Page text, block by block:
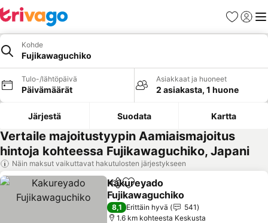
Suosikit
Kohde
Fujikawaguchiko
Tulo-/lähtöpäivä
Päivämäärät
Asiakkaat ja huoneet
2 asiakasta, 1 huone
Järjestä Suodata Kartta
Vertaile majoitustyypin Aamiaismajoitus
hintoja kohteessa Fujikawaguchiko, Japani
Näin maksut vaikuttavat hakutulosten järjestykseen
Jaa Lisää suosikkeihin
Kakureyado
Fujikawaguchiko
Katso hinnat
8,1 Erittäin hyvä
541
1.6 km kohteesta Keskusta